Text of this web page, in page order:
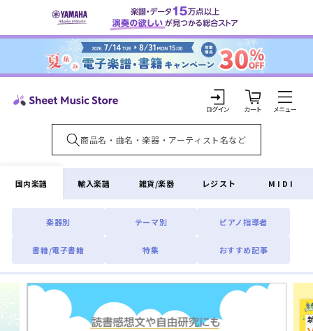
ンツに
ロ
グ
イ
ン
カ
ー
ト
国内楽譜
楽器別 テーマ別 ピアノ指導者
書籍/電子書籍 特集 おすすめ記事
輸入楽譜 雑貨/楽器 レジスト MIDI